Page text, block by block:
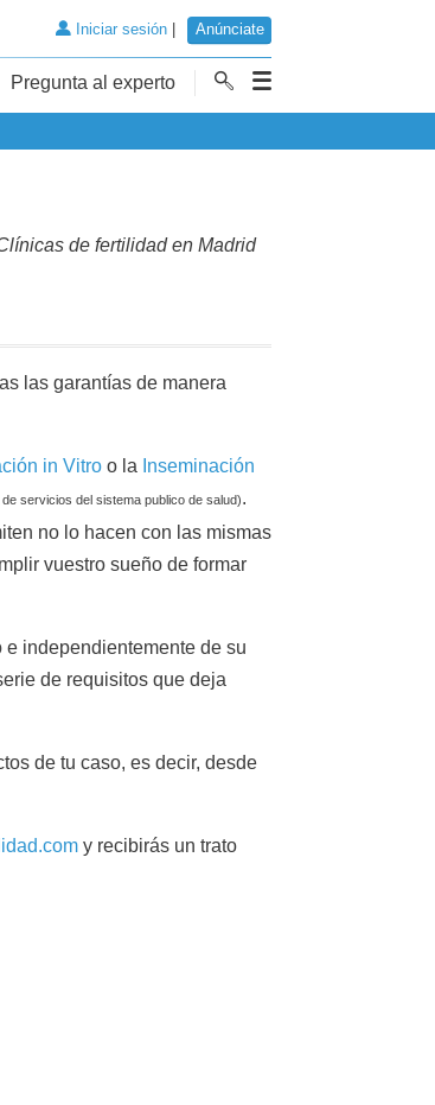
Iniciar sesión| Anúnciate
Pregunta al experto
de fertilidad en Madrid
las garantías de manera
in Vitro o la Inseminación
servicios del sistema publico de salud).
no lo hacen con las mismas
vuestro sueño de formar
independientemente de su
de requisitos que deja
de tu caso, es decir, desde
y recibirás un trato